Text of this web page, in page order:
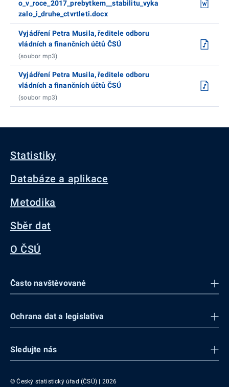
o_v_roce_2017_prebytkem__stabilitu_vyka
zalo_i_druhe_ctvrtleti.docx
Vyjádření Petra Musila, ředitele odboru
vládních a finančních účtů ČSÚ
(soubor mp3)
Vyjádření Petra Musila, ředitele odboru
vládních a finančních účtů ČSÚ
(soubor mp3)
Statistiky
Databáze a aplikace
Metodika
Sběr dat
O ČSÚ
Často navštěvované
Ochrana dat a legislativa
Sledujte nás
© Český statistický úřad (ČSÚ) | 2026